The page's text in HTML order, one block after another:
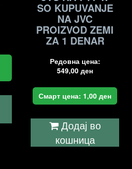
SO KUPUVANJE
NA JVC
PROIZVOD ZEMI
ZA 1 DENAR
Редовна цена:
549,00ден
Смарт цена: 1,00ден
Додај во
кошница